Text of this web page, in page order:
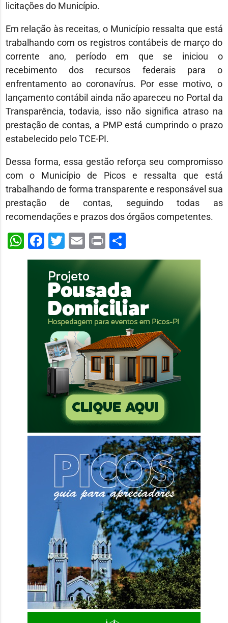
licitações do Município.
Em relação às receitas, o Município ressalta que está
trabalhando com os registros contábeis de março do
corrente ano, período em que se iniciou o
recebimento dos recursos federais para o
enfrentamento ao coronavírus. Por esse motivo, o
lançamento contábil ainda não apareceu no Portal da
Transparência, todavia, isso não significa atraso na
prestação de contas, a PMP está cumprindo o prazo
estabelecido pelo TCE-PI.
Dessa forma, essa gestão reforça seu compromisso
com o Município de Picos e ressalta que está
trabalhando de forma transparente e responsável sua
prestação de contas, seguindo todas as
recomendações e prazos dos órgãos competentes.
WhatsApp
Facebook
Twitter
Email
PrintShare